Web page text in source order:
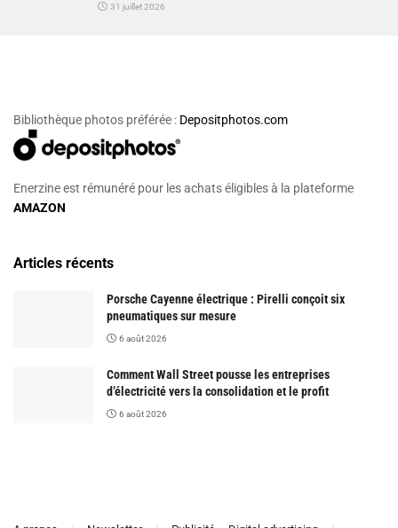
31 juillet 2026
Bibliothèque photos préférée : Depositphotos.com
Enerzine est rémunéré pour les achats éligibles à la plateforme
AMAZON
Articles récents
Porsche Cayenne électrique : Pirelli conçoit six
pneumatiques sur mesure
6 août 2026
Comment Wall Street pousse les entreprises
d’électricité vers la consolidation et le profit
6 août 2026